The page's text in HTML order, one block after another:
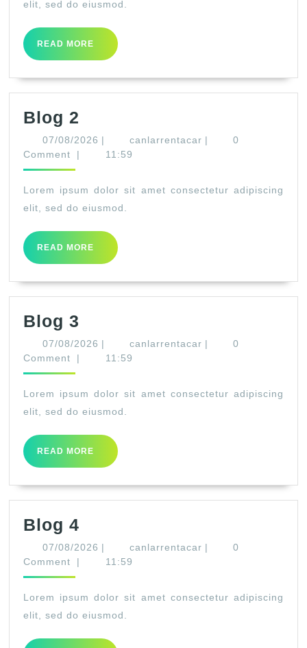
elit, sed do eiusmod.
READ MORE
READ
MORE
Blog 2
2
07/08/2026 07/08/2026
| canlarrentacar canlarrentacar
|
0
Comment
| 11:59
Lorem ipsum dolor sit amet consectetur adipiscing
elit, sed do eiusmod.
READ MORE
READ
MORE
Blog 3
3
07/08/2026 07/08/2026
| canlarrentacar canlarrentacar
|
0
Comment
| 11:59
Lorem ipsum dolor sit amet consectetur adipiscing
elit, sed do eiusmod.
READ MORE
READ
MORE
Blog 4
4
07/08/2026 07/08/2026
| canlarrentacar canlarrentacar
|
0
Comment
| 11:59
Lorem ipsum dolor sit amet consectetur adipiscing
elit, sed do eiusmod.